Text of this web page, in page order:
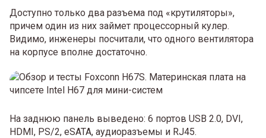
Доступно только два разъема под «крутиляторы»,
причем один из них займет процессорный кулер.
Видимо, инженеры посчитали, что одного вентилятора
на корпусе вполне достаточно.
На заднюю панель выведено: 6 портов USB 2.0, DVI,
HDMI, PS/2, eSATA, аудиоразъемы и RJ45.